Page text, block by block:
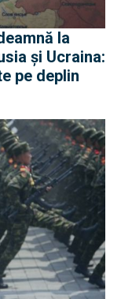
la
și Ucraina:
pe deplin